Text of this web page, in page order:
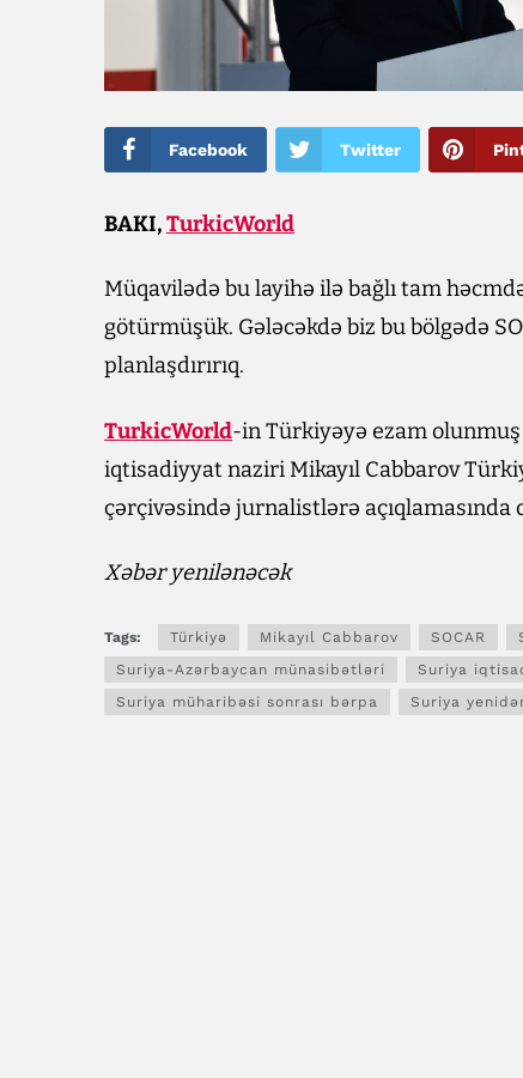
Facebook Twitter
BAKI,TurkicWorld
Müqavilədə bu layihə ilə bağlı tam
götürmüşük. Gələcəkdə biz bu bölgədə
planlaşdırırıq.
TurkicWorld-in Türkiyəyə ezam
iqtisadiyyat naziri Mikayıl Cabbarov
çərçivəsində jurnalistlərə açıqlamasında
Xəbər yenilənəcək
Tags: Türkiyə Mikayıl Cabbarov SOCAR
Suriya-Azərbaycan münasibətləri
Suriya
Suriya müharibəsi sonrası bərpa
Suriya